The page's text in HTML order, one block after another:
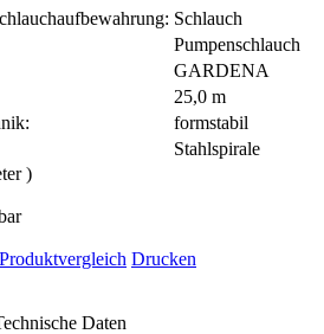
Schlauch
Pumpenschlauch
GARDENA
25,0 m
formstabil
Stahlspirale
)
Produktvergleich Drucken
Daten